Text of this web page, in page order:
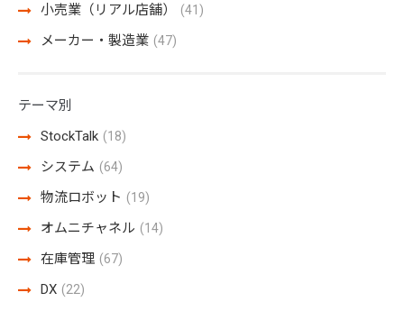
小売業（リアル店舗） (41)
メーカー・製造業 (47)
テーマ別
StockTalk (18)
システム (64)
物流ロボット (19)
オムニチャネル (14)
在庫管理 (67)
DX (22)